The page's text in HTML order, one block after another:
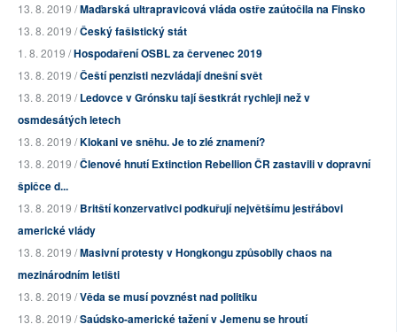
13. 8. 2019 /Maďarská ultrapravicová vláda ostře zaútočila na Finsko
13. 8. 2019 /Český fašistický stát
1. 8. 2019 /Hospodaření OSBL za červenec 2019
13. 8. 2019 /Čeští penzisti nezvládají dnešní svět
13. 8. 2019 /Ledovce v Grónsku tají šestkrát rychleji než v
osmdesátých letech
13. 8. 2019 /Klokani ve sněhu. Je to zlé znamení?
13. 8. 2019 /Členové hnutí Extinction Rebellion ČR zastavili v dopravní
špičce d...
13. 8. 2019 /Britští konzervativci podkuřují největšímu jestřábovi
americké vlády
13. 8. 2019 /Masivní protesty v Hongkongu způsobily chaos na
mezinárodním letišti
13. 8. 2019 /Věda se musí povznést nad politiku
13. 8. 2019 /Saúdsko-americké tažení v Jemenu se hroutí